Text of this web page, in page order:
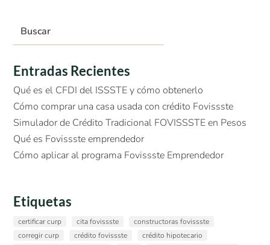
Entradas Recientes
Qué es el CFDI del ISSSTE y cómo obtenerlo
Cómo comprar una casa usada con crédito Fovissste
Simulador de Crédito Tradicional FOVISSSTE en Pesos
Qué es Fovissste emprendedor
Cómo aplicar al programa Fovissste Emprendedor
Etiquetas
certificar curp cita fovissste
constructoras fovissste
corregir curp
crédito fovissste
crédito hipotecario